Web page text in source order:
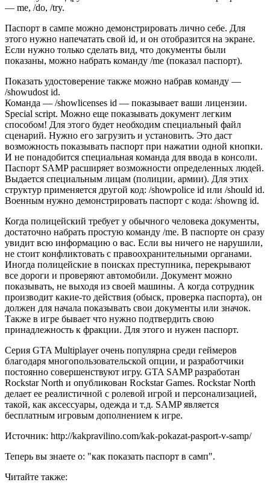
— me, /do, /try.
Паспорт в сампе можно демонстрировать лично себе. Для
этого нужно напечатать свой id, и он отобразится на экране.
Если нужно только сделать вид, что документы были
показаны, можно набрать команду /me (показал паспорт).
Показать удостоверение также можно набрав команду —
/showudost id.
Команда — /showlicenses id — показывает ваши лицензии.
Special script. Можно еще показывать документ легким
способом! Для этого будет необходим специальный файл
сценарий. Нужно его загрузить и установить. Это даст
возможность показывать паспорт при нажатии одной кнопки.
И не понадобится специальная команда для ввода в консоли.
Паспорт SAMP расширяет возможности определенных людей.
Выдается специальным лицам (полиции, армии). Для этих
структур применяется другой код: /showpolice id или /should id.
Военным нужно демонстрировать паспорт с кода: /showng id.
Когда полицейский требует у обычного человека документы,
достаточно набрать простую команду /me. В паспорте он сразу
увидит всю информацию о вас. Если вы ничего не нарушили,
не стоит конфликтовать с правоохранительными органами.
Иногда полицейские в поисках преступника, перекрывают
все дороги и проверяют автомобили. Документ можно
показывать, не выходя из своей машины. А когда сотрудник
производит какие-то действия (обыск, проверка паспорта), он
должен для начала показывать свои документы или значок.
Также в игре бывает что нужно подтвердить свою
принадлежность к фракции. Для этого и нужен паспорт.
Серия GTA Multiplayer очень популярна среди геймеров
благодаря многопользовательской опции, и разработчики
постоянно совершенствуют игру. GTA SAMP разработан
Rockstar North и опубликован Rockstar Games. Rockstar North
делает ее реалистичной с ролевой игрой и персонализацией,
такой, как аксессуары, одежда и т.д. SAMP является
бесплатным игровым дополнением к игре.
Источник: http://kakpravilino.com/kak-pokazat-pasport-v-samp/
Теперь вы знаете о: "как показать паспорт в самп".
Читайте также: